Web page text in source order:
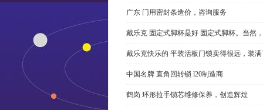
广东 门用密封条造价，咨询服务
戴乐克 固定式脚杯是好 固定式脚杯。当然
戴乐克快乐的 平装活板门锁卖得很远，装
中国名牌 直角回转锁 l20制造商
鹤岗 环形拉手锁芯维修保养，创造辉煌